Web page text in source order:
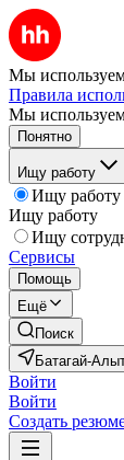
Мы используем
Правила
Мы
Понятно
Ищу работу
Ищу работу
Ищу работу
Ищу
Сервисы
Помощь
Ещё
Поиск
Батагай-
Войти
Войти
Создать